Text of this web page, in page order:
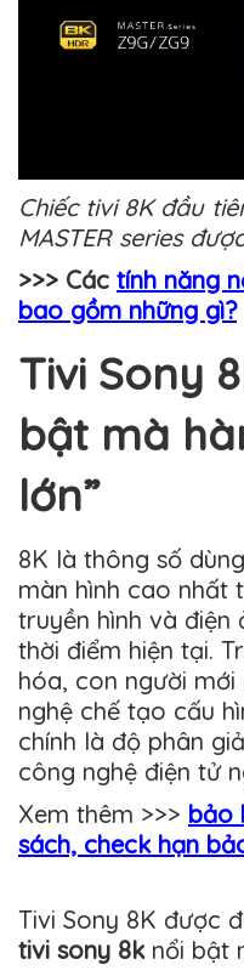
Chiếc tivi 8K đầu
MASTER series
>>> Các tính năng
bao gồm những gì?
Tivi Sony
bật mà
lớn”
8K là thông số
màn hình cao nhất
truyền hình và điện
thời điểm hiện tại.
hóa, con người
nghệ chế tạo cấu
chính là độ phân
công nghệ điện tử
Xem thêm >>> bảo
sách, check hạn
Tivi Sony 8K được
tivi sony 8knổi bật